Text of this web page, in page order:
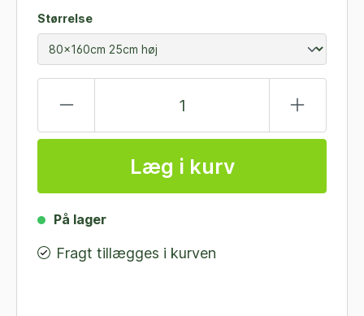
Størrelse
Læg i kurv
På lager
Fragt tillægges i kurven